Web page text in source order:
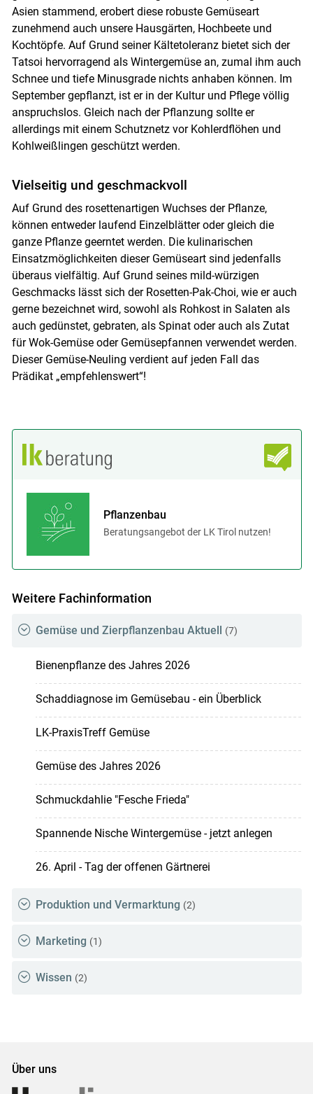
Skip to main content
Asien stammend, erobert diese robuste Gemüseart
zunehmend auch unsere Hausgärten, Hochbeete und
Kochtöpfe. Auf Grund seiner Kältetoleranz bietet sich der
Tatsoi hervorragend als Wintergemüse an, zumal ihm auch
Schnee und tiefe Minusgrade nichts anhaben können. Im
September gepflanzt, ist er in der Kultur und Pflege völlig
anspruchslos. Gleich nach der Pflanzung sollte er
allerdings mit einem Schutznetz vor Kohlerdflöhen und
Kohlweißlingen geschützt werden.
Vielseitig und geschmackvoll
Auf Grund des rosettenartigen Wuchses der Pflanze,
können entweder laufend Einzelblätter oder gleich die
ganze Pflanze geerntet werden. Die kulinarischen
Einsatzmöglichkeiten dieser Gemüseart sind jedenfalls
überaus vielfältig. Auf Grund seines mild-würzigen
Geschmacks lässt sich der Rosetten-Pak-Choi, wie er auch
gerne bezeichnet wird, sowohl als Rohkost in Salaten als
auch gedünstet, gebraten, als Spinat oder auch als Zutat
für Wok-Gemüse oder Gemüsepfannen verwendet werden.
Dieser Gemüse-Neuling verdient auf jeden Fall das
Prädikat „empfehlenswert“!
Pflanzenbau
Beratungsangebot der LK Tirol nutzen!
Weitere Fachinformation
Gemüse und Zierpflanzenbau Aktuell (7)
Bienenpflanze des Jahres 2026
Schaddiagnose im Gemüsebau - ein Überblick
LK-PraxisTreff Gemüse
Gemüse des Jahres 2026
Schmuckdahlie "Fesche Frieda"
Spannende Nische Wintergemüse - jetzt anlegen
26. April - Tag der offenen Gärtnerei
Produktion und Vermarktung (2)
Marketing (1)
Wissen (2)
Über uns